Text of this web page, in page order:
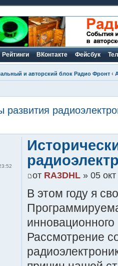
Рейтинги ВКонтакте Фейсбук
и авторский блок Радио Фронт ‹
развития
от RA3DHL» 05 окт
В этом году я
Рассмотрение